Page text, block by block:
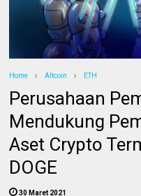
Home Altcoin ETH
Perusahaan
Mendukung
Aset Crypto
DOGE
30 Maret 2021